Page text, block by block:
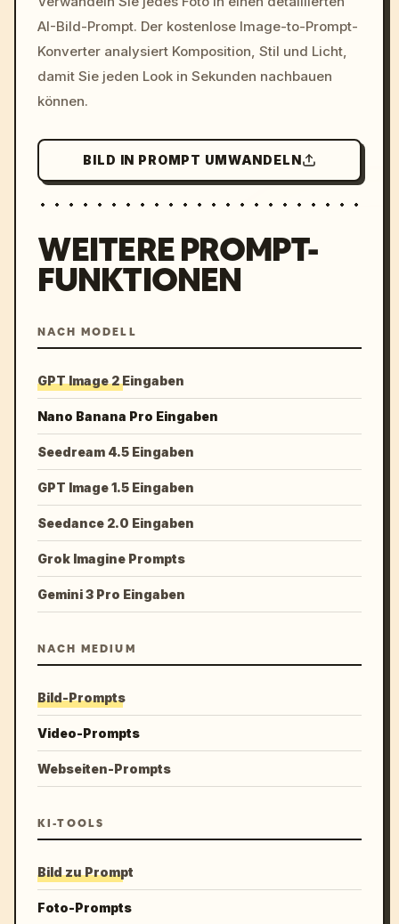
c, cyberpunk sunset, neon
colors, 8k --v 6.0
AI-Bild-Prompt. Der kostenlose Image-to-Prompt-
Konverter analysiert Komposition, Stil und Licht,
damit Sie jeden Look in Sekunden nachbauen
können.
BILD IN PROMPT UMWANDELN
WEITERE PROMPT-
FUNKTIONEN
NACH MODELL
GPT Image 2 Eingaben
Nano Banana Pro Eingaben
Seedream 4.5 Eingaben
GPT Image 1.5 Eingaben
Seedance 2.0 Eingaben
Grok Imagine Prompts
Gemini 3 Pro Eingaben
NACH MEDIUM
Bild-Prompts
Video-Prompts
Webseiten-Prompts
KI-TOOLS
Bild zu Prompt
Foto-Prompts